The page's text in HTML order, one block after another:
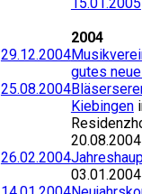
2004
29.12.2004
gutes
25.08.2004
Kiebingen
20.08.2004
26.02.2004
03.01.2004